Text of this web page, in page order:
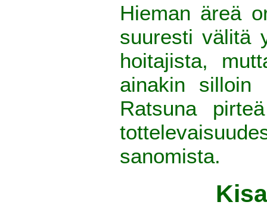
Hieman äreä
suuresti välitä
hoitajista,
ainakin
Ratsuna
sanomista.